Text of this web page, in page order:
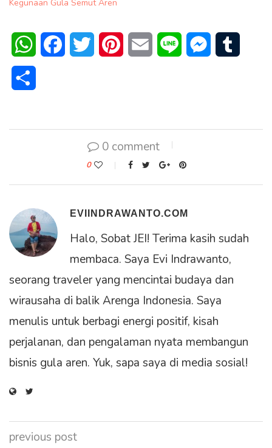
Kegunaan Gula Semut Aren
WhatsAppFacebookTwitter PinterestEmail Line Messenger
0 comment
0
EVIINDRAWANTO.COM
Halo, Sobat JEI! Terima kasih sudah
membaca. Saya Evi Indrawanto,
seorang traveler yang mencintai budaya dan
wirausaha di balik Arenga Indonesia. Saya
menulis untuk berbagi energi positif, kisah
perjalanan, dan pengalaman nyata membangun
bisnis gula aren. Yuk, sapa saya di media sosial!
previous post